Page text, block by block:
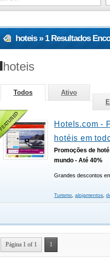
hoteis » 1 Resultados
hoteis
Todos
Ativo
Hotels.com -
hotéis em
Promoções de
mundo - Até 40%
Grandes descontos
Turismo ,alojamentos ,
Página 1 of 1 1